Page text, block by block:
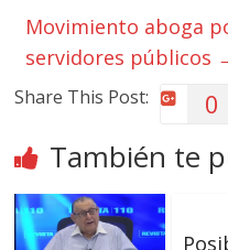
Movimiento aboga
servidores públicos
Share This Post: 0
También te